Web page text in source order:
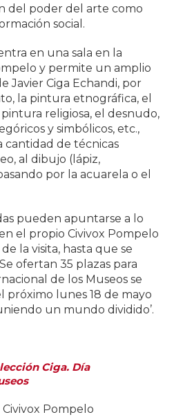
del poder del arte como
social.
en una sala en la
y permite un amplio
Javier Ciga Echandi, por
la pintura etnográfica, el
religiosa, el desnudo,
y simbólicos, etc.,
cantidad de técnicas
al dibujo (lápiz,
por la acuarela o el
pueden apuntarse a lo
el propio Civivox Pompelo
la visita, hasta que se
ofertan 35 plazas para
de los Museos se
próximo lunes 18 de mayo
un mundo dividido’.
Ciga. Día
Civivox Pompelo